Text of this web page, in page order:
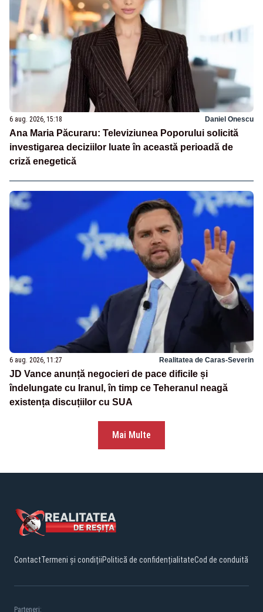
6 aug. 2026, 15:18 Daniel Onescu
Ana Maria Păcuraru: Televiziunea Poporului solicită
investigarea deciziilor luate în această perioadă de
criză enegetică
6 aug. 2026, 11:27 Realitatea de Caras-Severin
JD Vance anunță negocieri de pace dificile și
îndelungate cu Iranul, în timp ce Teheranul neagă
existența discuțiilor cu SUA
Mai Multe
ContactTermeni și condițiiPolitică de confidențialitateCod de conduită
Parteneri: